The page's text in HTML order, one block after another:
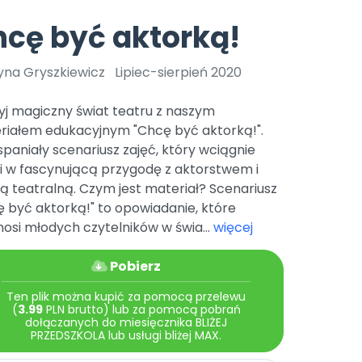
Archiwalne numery
Pomoc
Nowości
Polecamy
Promocje
czerwca 2024 r. uzyskała
r. Nr decyzji:
Online.
Bliżej Pieska
Pomoc zwierzętom
Książka (dla) Przedszkolaka
TikTok
Zobacz nas na TikToku
YouTube
Filmy edukacyjne
być aktorką!
Gryszkiewicz Lipiec-sierpień 2020
magiczny świat teatru z naszym
edukacyjnym "Chcę być aktorką!".
scenariusz zajęć, który wciągnie
w fascynującą przygodę z aktorstwem i
teatralną. Czym jest materiał? Scenariusz
być aktorką!" to opowiadanie, które
młodych czytelników w świa... więcej
Pobierz
Ten plik można kupić za pomocą przelewu
(3.99PLN brutto) lub za pomocą pobrań
dołączanych do miesięcznika BLIŻEJ
PRZEDSZKOLA lub usługi bliżej MAX.